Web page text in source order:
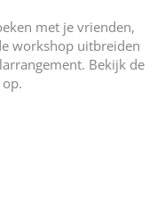
met je vrienden,
workshop uitbreiden
Bekijk de
op.